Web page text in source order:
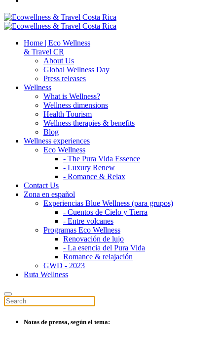
Home | Eco Wellness
& Travel CR
About Us
Global Wellness Day
Press releases
Wellness
What is Wellness?
Wellness dimensions
Health Tourism
Wellness therapies & benefits
Blog
Wellness experiences
Eco Wellness
- The Pura Vida Essence
- Luxury Renew
- Romance & Relax
Contact Us
Zona en español
Experiencias Blue Wellness (para grupos)
- Cuentos de Cielo y Tierra
- Entre volcanes
Programas Eco Wellness
Renovación de lujo
- La esencia del Pura Vida
Romance & relajación
GWD - 2023
Ruta Wellness
Notas de prensa, según el tema: